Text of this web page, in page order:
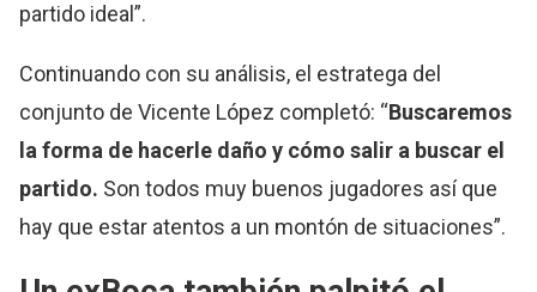
partido ideal”.
Continuando con su análisis, el estratega del
conjunto de Vicente López completó: “Buscaremos
la forma de hacerle daño y cómo salir a buscar el
partido. Son todos muy buenos jugadores así que
hay que estar atentos a un montón de situaciones”.